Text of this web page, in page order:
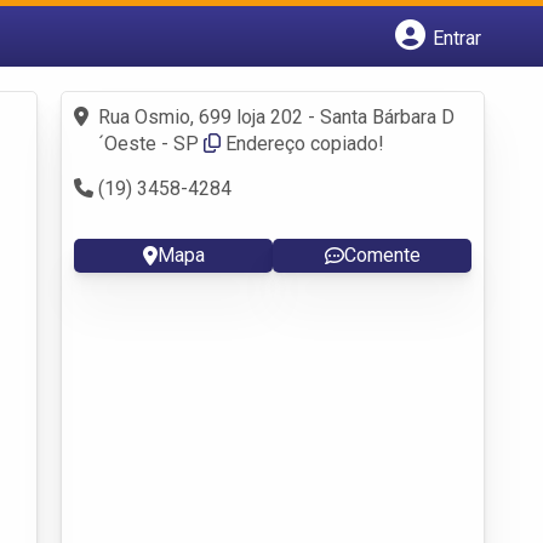
Entrar
Fazer login
Criar conta
Rua Osmio, 699 loja 202 - Santa Bárbara D
´Oeste - SP
Endereço copiado!
(19) 3458-4284
Mapa Comente